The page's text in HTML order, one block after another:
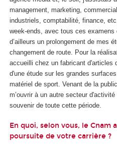
management, marketing,
industriels, comptabilité, finance,
week-ends, avec tous ces
d’ailleurs un prolongement de mes
changement de route. Pour la
accueilli chez un fabricant d'articles
d'une étude sur les grandes
matériel de sport. Venant de la
m’ouvrir à un autre secteur
souvenir de toute cette période.
En quoi, selon vous, le Cnam
poursuite de votre carrière ?